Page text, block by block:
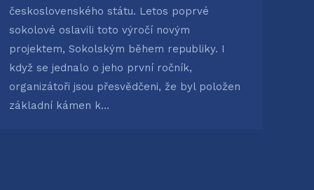
československého státu. Letos poprvé
sokolové oslavili toto výročí novým
projektem, Sokolským během republiky. I
když se jednalo o jeho první ročník,
organizátoři jsou přesvědčeni, že byl položen
základní kámen k…